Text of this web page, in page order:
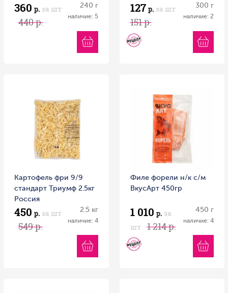
360 р. за шт
440 р.
240 г
наличие: 5
127 р. за шт
151 р.
300 г
наличие: 2
Картофель фри 9/9
стандарт Триумф 2.5кг
Россия
450 р. за шт
549 р.
2.5 кг
наличие: 4
Филе форели н/к с/м
ВкусАрт 450гр
1 010 р. за
шт
1 214 р.
450 г
наличие: 4